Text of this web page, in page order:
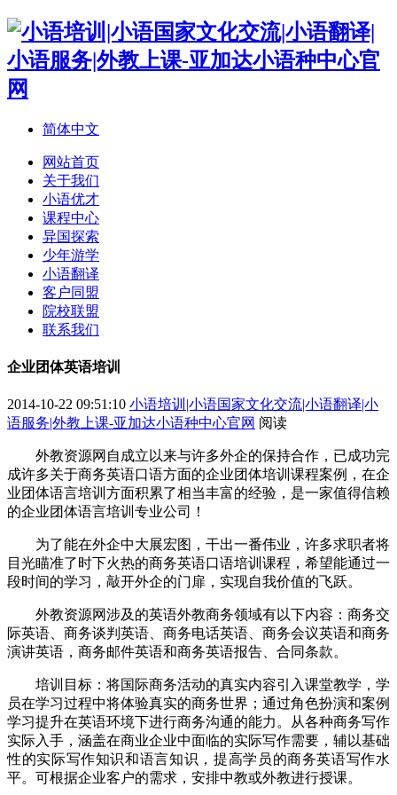
简体中文
网站首页
关于我们
小语优才
课程中心
异国探索
少年游学
小语翻译
客户同盟
院校联盟
联系我们
企业团体英语培训
2014-10-22 09:51:10 小语培训|小语国家文化交流|小语翻译|小
语服务|外教上课-亚加达小语种中心官网 阅读
外教资源网自成立以来与许多外企的保持合作，已成功完
成许多关于商务英语口语方面的企业团体培训课程案例，在企
业团体语言培训方面积累了相当丰富的经验，是一家值得信赖
的企业团体语言培训专业公司！
为了能在外企中大展宏图，干出一番伟业，许多求职者将
目光瞄准了时下火热的商务英语口语培训课程，希望能通过一
段时间的学习，敲开外企的门扉，实现自我价值的飞跃。
外教资源网涉及的英语外教商务领域有以下内容：商务交
际英语、商务谈判英语、商务电话英语、商务会议英语和商务
演讲英语，商务邮件英语和商务英语报告、合同条款。
培训目标：将国际商务活动的真实内容引入课堂教学，学
员在学习过程中将体验真实的商务世界；通过角色扮演和案例
学习提升在英语环境下进行商务沟通的能力。从各种商务写作
实际入手，涵盖在商业企业中面临的实际写作需要，辅以基础
性的实际写作知识和语言知识，提高学员的商务英语写作水
平。可根据企业客户的需求，安排中教或外教进行授课。